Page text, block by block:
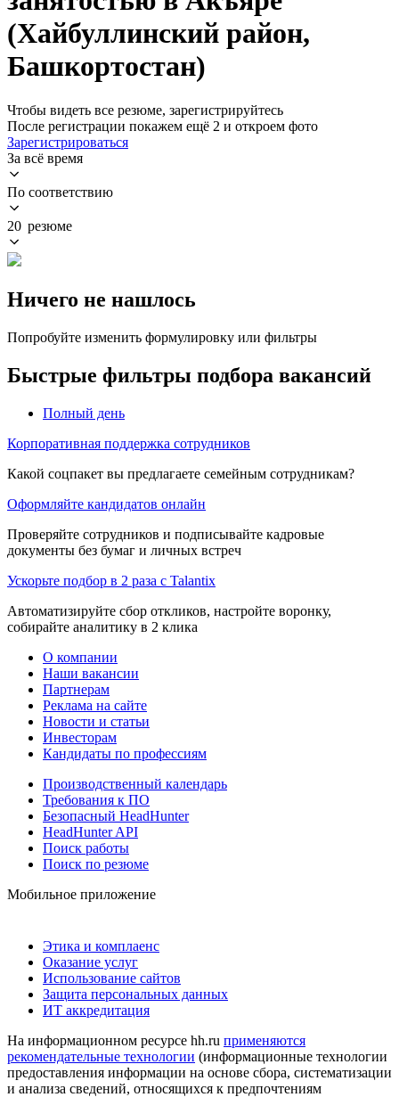
(Хайбуллинский район,
Башкортостан)
Чтобы видеть все резюме, зарегистрируйтесь
После регистрации покажем ещё 2 и откроем фото
Зарегистрироваться
За всё время
По соответствию
20 резюме
Ничего не нашлось
Попробуйте изменить формулировку или фильтры
Быстрые фильтры подбора вакансий
Полный день
Корпоративная поддержка сотрудников
Какой соцпакет вы предлагаете семейным сотрудникам?
Оформляйте кандидатов онлайн
Проверяйте сотрудников и подписывайте кадровые
документы без бумаг и личных встреч
Ускорьте подбор в 2 раза с Talantix
Автоматизируйте сбор откликов, настройте воронку,
собирайте аналитику в 2 клика
О компании
Наши вакансии
Партнерам
Реклама на сайте
Новости и статьи
Инвесторам
Кандидаты по профессиям
Производственный календарь
Требования к ПО
Безопасный HeadHunter
HeadHunter API
Поиск работы
Поиск по резюме
Мобильное приложение
Этика и комплаенс
Оказание услуг
Использование сайтов
Защита персональных данных
ИТ аккредитация
На информационном ресурсе hh.ru применяются
рекомендательные технологии (информационные технологии
предоставления информации на основе сбора, систематизации
и анализа сведений, относящихся к предпочтениям